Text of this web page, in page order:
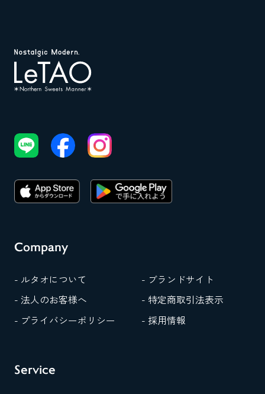
Company
- ルタオについて
- ブランドサイト
- 法人のお客様へ
- 特定商取引法表示
- プライバシーポリシー
- 採用情報
Service